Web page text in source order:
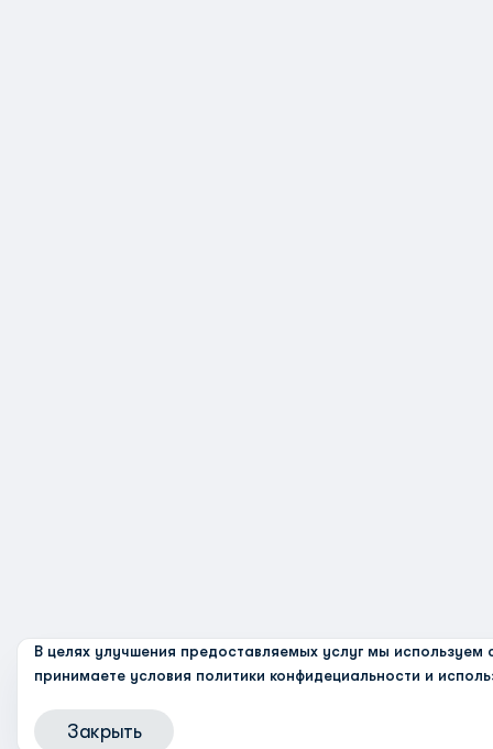
В целях улучшения предоставляемых услуг мы
принимаете условия политики конфидециальности и
Закрыть